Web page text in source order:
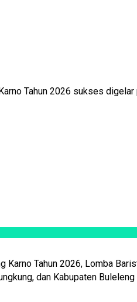
Tahun 2026 sukses
Karno Tahun 2026, Lomba
dan Kabupaten